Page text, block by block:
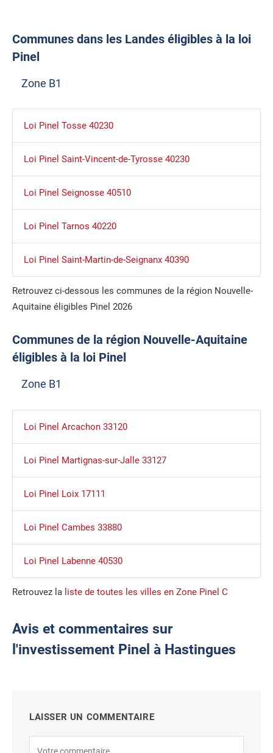
Communes dans les Landes éligibles à la loi
Pinel
Zone B1
Loi Pinel Tosse 40230
Loi Pinel Saint-Vincent-de-Tyrosse 40230
Loi Pinel Seignosse 40510
Loi Pinel Tarnos 40220
Loi Pinel Saint-Martin-de-Seignanx 40390
Retrouvez ci-dessous les communes de la région Nouvelle-
Aquitaine éligibles Pinel 2026
Communes de la région Nouvelle-Aquitaine
éligibles à la loi Pinel
Zone B1
Loi Pinel Arcachon 33120
Loi Pinel Martignas-sur-Jalle 33127
Loi Pinel Loix 17111
Loi Pinel Cambes 33880
Loi Pinel Labenne 40530
Retrouvez la liste de toutes les villes en Zone Pinel C
Avis et commentaires sur
l'investissement Pinel à Hastingues
LAISSER UN COMMENTAIRE